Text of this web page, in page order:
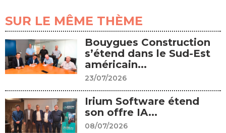
SUR LE MÊME THÈME
Bouygues Construction
s’étend dans le Sud-Est
américain...
23/07/2026
Irium Software étend
son offre IA...
08/07/2026